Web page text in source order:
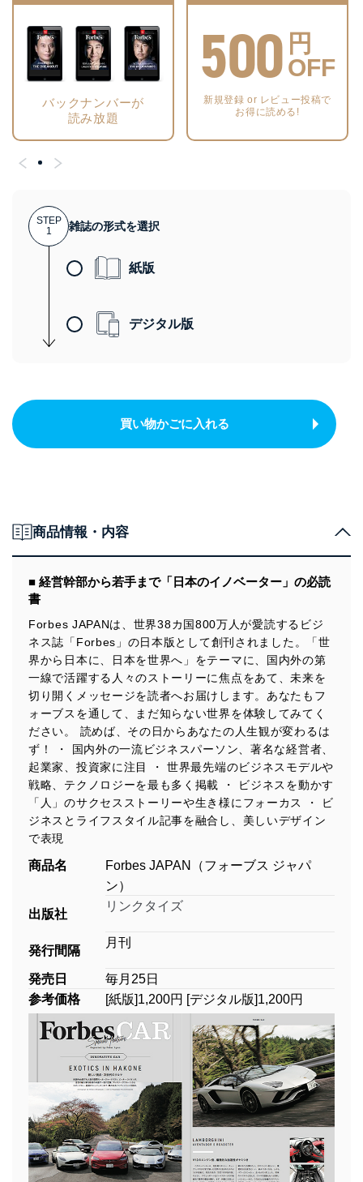
バックナンバーが
読み放題
500 円
OFF
新規登録 or レビュー投稿で
お得に読める!
STEP
1
雑誌の形式を選択
紙版
デジタル版
買い物かごに入れる
商品情報・内容
■ 経営幹部から若手まで「日本のイノベーター」の必読
書
Forbes JAPANは、世界38カ国800万人が愛読するビジ
ネス誌「Forbes」の日本版として創刊されました。「世
界から日本に、日本を世界へ」をテーマに、国内外の第
一線で活躍する人々のストーリーに焦点をあて、未来を
切り開くメッセージを読者へお届けします。あなたもフ
ォーブスを通して、まだ知らない世界を体験してみてく
ださい。 読めば、その日からあなたの人生観が変わるは
ず！ ・ 国内外の一流ビジネスパーソン、著名な経営者、
起業家、投資家に注目 ・ 世界最先端のビジネスモデルや
戦略、テクノロジーを最も多く掲載 ・ ビジネスを動かす
「人」のサクセスストーリーや生き様にフォーカス ・ ビ
ジネスとライフスタイル記事を融合し、美しいデザイン
で表現
商品名
Forbes JAPAN（フォーブス ジャパ
ン）
出版社
リンクタイズ
発行間隔
月刊
発売日
毎月25日
参考価格
[紙版]1,200円 [デジタル版]1,200円